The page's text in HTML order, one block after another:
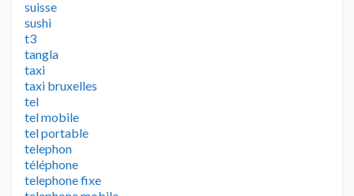
suisse
sushi
t3
tangla
taxi
taxi bruxelles
tel
tel mobile
tel portable
telephon
téléphone
telephone fixe